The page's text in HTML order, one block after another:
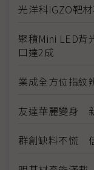
光洋科IGZO靶
聚積Mini LED
口達2成
業成全方位指
友達華麗變身
群創缺料不慌